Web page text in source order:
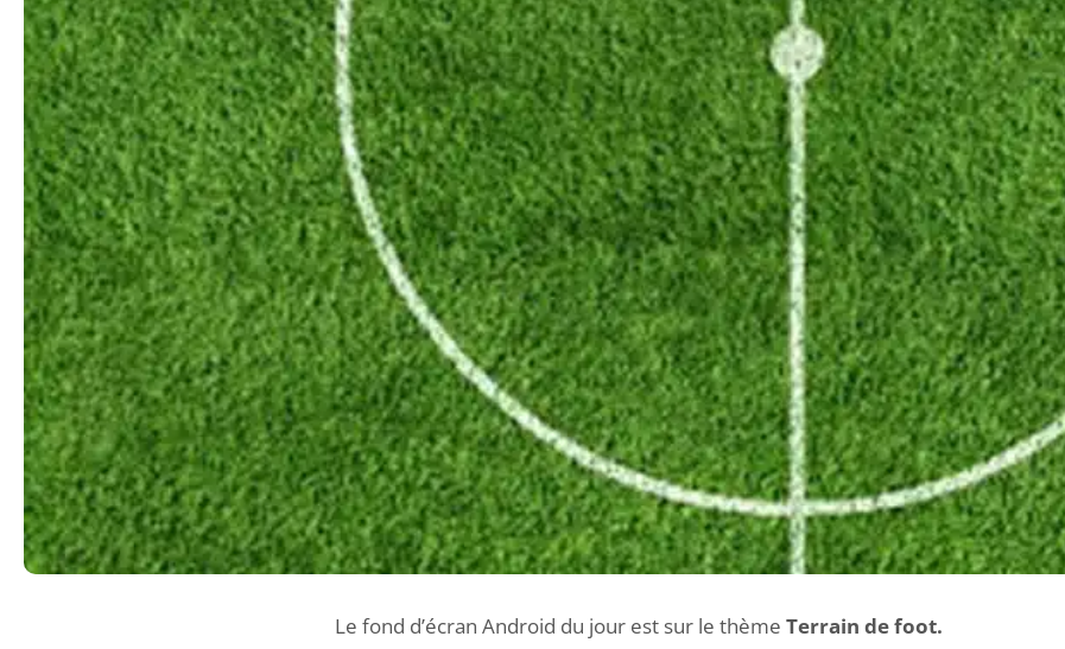
Le fond d’écran Android du jour est sur le thème Terrain de foot.